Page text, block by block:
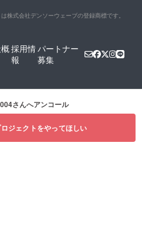
は株式会社デンソーウェーブの登録商標です。
採用情
報
パートナー
募集
さんへアンコール
ジェクトをやってほしい